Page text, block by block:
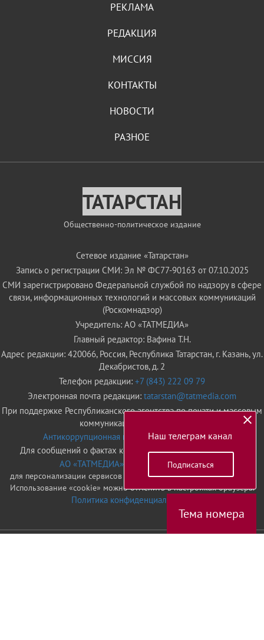
Тема номера
РЕКЛАМА
РЕДАКЦИЯ
МИССИЯ
КОНТАКТЫ
НОВОСТИ
РАЗНОЕ
ТАТАРСТАН
Общественно-политическое издание
Сетевое издание «Татарстан»
Запись о регистрации СМИ: Эл № ФС77-90163 от 07.10.2025
СМИ зарегистрировано Федеральной службой по надзору в сфере
связи, информационных технологий и массовых коммуникаций
(Роскомнадзор)
Учредитель: АО «ТАТМЕДИА»
Главный редактор: Вафина Т.Н.
Адрес редакции: 420066, Россия, Республика Татарстан, г. Казань, ул.
Декабристов, д. 2
Телефон редакции: +7 (843) 222 09 79
Электронная почта редакции: tatarstan@tatmedia.com
При поддержке Республиканского агентства по печати и массовым
коммуникациям "Татмедиа"
Антикоррупционная политика АО "ТАТМЕДИА"
Для сообщений о фактах коррупцииvafina@tatmedia.com
АО «ТАТМЕДИА» использует «cookie»
для персонализации сервисов и удобства пользователей сайтом.
Использование «cookie» можно отменить в настройках браузера.
Политика конфиденциальности
Наш телеграм канал
Подписаться